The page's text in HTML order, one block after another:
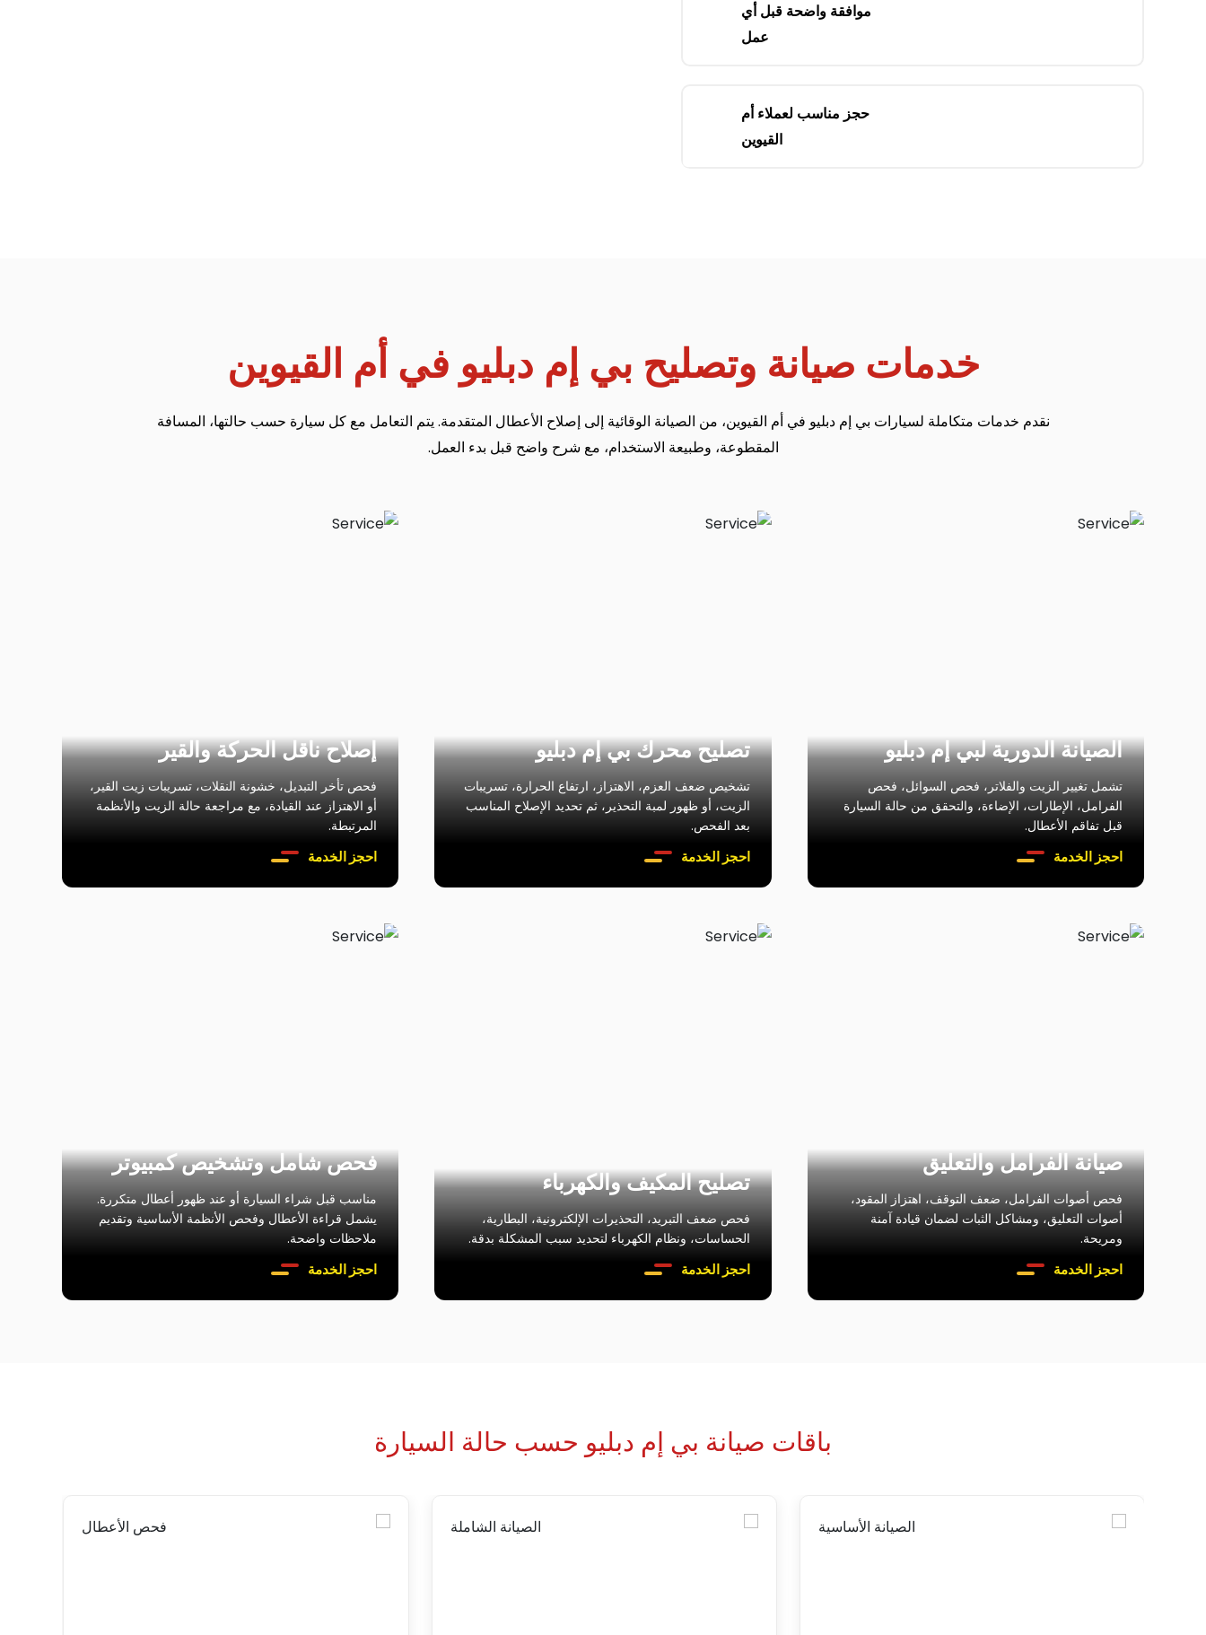
موافقة واضحة قبل أي
عمل
حجز مناسب لعملاء أم
القيوين
خدمات صيانة وتصليح بي إم دبليو في أم القيوين
نقدم خدمات متكاملة لسيارات بي إم دبليو في أم القيوين، من الصيانة الوقائية إلى إصلاح الأعطال المتقدمة. يتم التعامل مع كل سيارة حسب حالتها، المسافة
المقطوعة، وطبيعة الاستخدام، مع شرح واضح قبل بدء العمل.
الصيانة الدورية لبي إم دبليو
تشمل تغيير الزيت والفلاتر، فحص السوائل، فحص
الفرامل، الإطارات، الإضاءة، والتحقق من حالة السيارة
قبل تفاقم الأعطال.
احجز الخدمة
تصليح محرك بي إم دبليو
تشخيص ضعف العزم، الاهتزاز، ارتفاع الحرارة، تسريبات
الزيت، أو ظهور لمبة التحذير، ثم تحديد الإصلاح المناسب
بعد الفحص.
احجز الخدمة
إصلاح ناقل الحركة والقير
فحص تأخر التبديل، خشونة النقلات، تسريبات زيت القير،
أو الاهتزاز عند القيادة، مع مراجعة حالة الزيت والأنظمة
المرتبطة.
احجز الخدمة
صيانة الفرامل والتعليق
فحص أصوات الفرامل، ضعف التوقف، اهتزاز المقود،
أصوات التعليق، ومشاكل الثبات لضمان قيادة آمنة
ومريحة.
احجز الخدمة
تصليح المكيف والكهرباء
فحص ضعف التبريد، التحذيرات الإلكترونية، البطارية،
الحساسات، ونظام الكهرباء لتحديد سبب المشكلة بدقة.
احجز الخدمة
فحص شامل وتشخيص كمبيوتر
مناسب قبل شراء السيارة أو عند ظهور أعطال متكررة.
يشمل قراءة الأعطال وفحص الأنظمة الأساسية وتقديم
ملاحظات واضحة.
احجز الخدمة
باقات صيانة بي إم دبليو حسب حالة السيارة